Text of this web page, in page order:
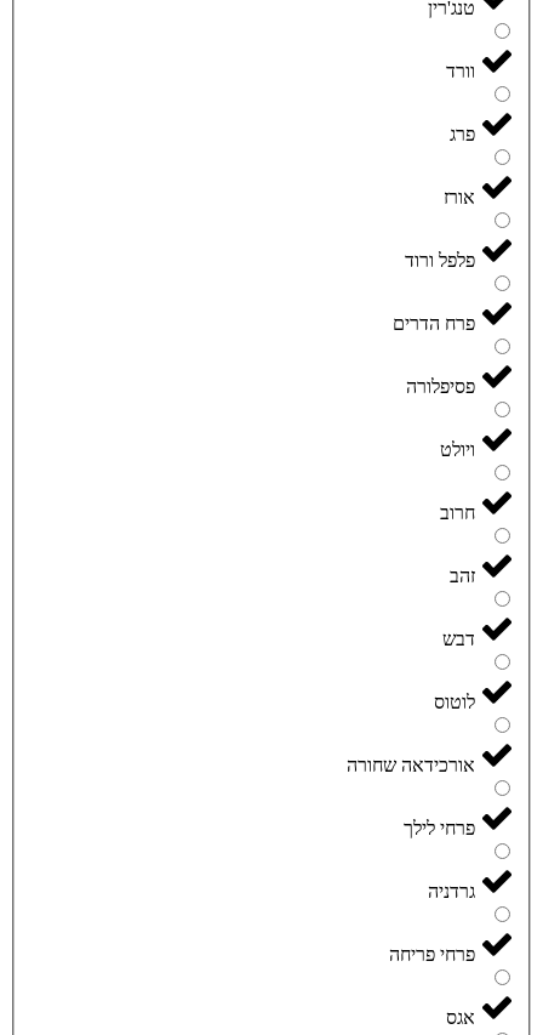
טנג'רין
וורד
פרג
אורז
פלפל ורוד
פרח הדרים
פסיפלורה
ויולט
חרוב
זהב
דבש
לוטוס
אורכידאה שחורה
פרחי לילך
גרדניה
פרחי פריחה
אגס